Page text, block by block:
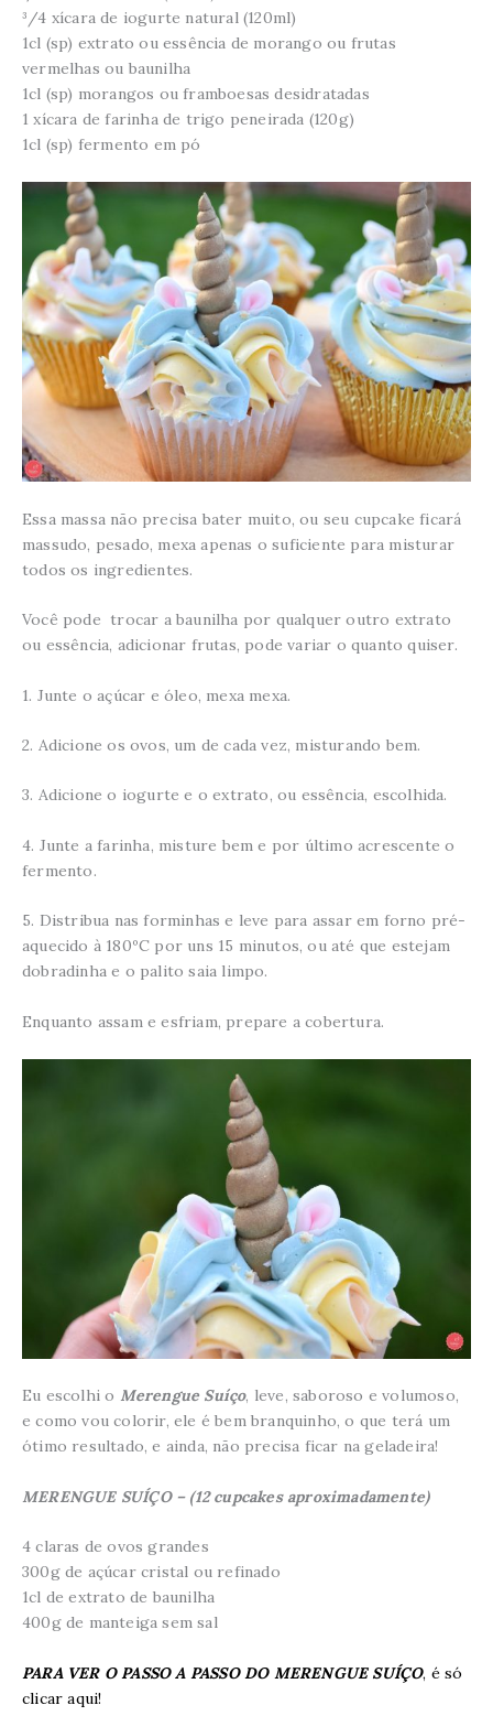
³/4 xícara de iogurte natural (120ml)
1cl (sp) extrato ou essência de morango ou frutas
vermelhas ou baunilha
1cl (sp) morangos ou framboesas desidratadas
1 xícara de farinha de trigo peneirada (120g)
1cl (sp) fermento em pó
Essa massa não precisa bater muito, ou seu cupcake ficará
massudo, pesado, mexa apenas o suficiente para misturar
todos os ingredientes.
Você pode trocar a baunilha por qualquer outro extrato
ou essência, adicionar frutas, pode variar o quanto quiser.
1. Junte o açúcar e óleo, mexa mexa.
2. Adicione os ovos, um de cada vez, misturando bem.
3. Adicione o iogurte e o extrato, ou essência, escolhida.
4. Junte a farinha, misture bem e por último acrescente o
fermento.
5. Distribua nas forminhas e leve para assar em forno pré-
aquecido à 180ºC por uns 15 minutos, ou até que estejam
dobradinha e o palito saia limpo.
Enquanto assam e esfriam, prepare a cobertura.
Eu escolhi o Merengue Suíço, leve, saboroso e volumoso,
e como vou colorir, ele é bem branquinho, o que terá um
ótimo resultado, e ainda, não precisa ficar na geladeira!
MERENGUE SUÍÇO – (12 cupcakes aproximadamente)
4 claras de ovos grandes
300g de açúcar cristal ou refinado
1cl de extrato de baunilha
400g de manteiga sem sal
PARA VER O PASSO A PASSO DO MERENGUE SUÍÇO, é só
clicar aqui!